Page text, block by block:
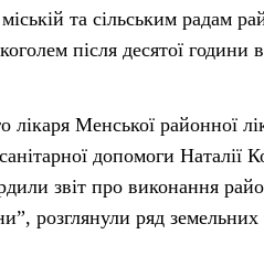
та сільським радам
після десятої години
Менської районної
допомоги Наталії
звіт про виконання
розглянули ряд